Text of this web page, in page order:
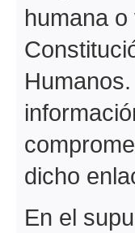
humana
dicho
En el